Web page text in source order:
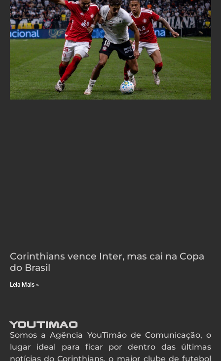
Corinthians vence Inter, mas cai na Copa
do Brasil
Leia Mais »
YouTimao
Somos a Agência YouTimão de Comunicação, o
lugar ideal para ficar por dentro das últimas
notícias do Corinthians, o maior clube de futebol